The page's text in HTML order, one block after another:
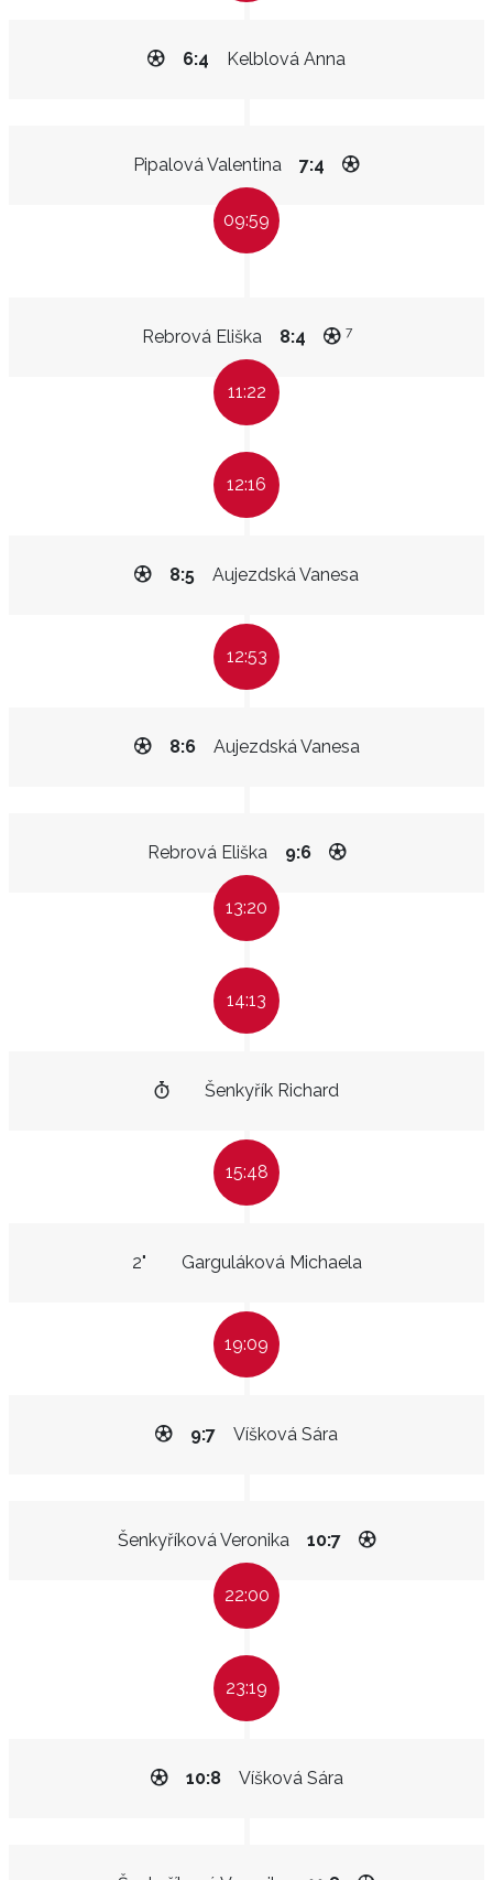
Kelblová Anna
6:4
Pipalová Valentina 7:4
09:59
Rebrová Eliška 8:4 7
11:22
12:16
Aujezdská Vanesa
8:5
12:53
Aujezdská Vanesa
8:6
Rebrová Eliška 9:6
13:20
14:13
Šenkyřík Richard
15:48
Garguláková Michaela
2"
19:09
Víšková Sára
9:7
Šenkyříková Veronika 10:7
22:00
23:19
Víšková Sára
10:8